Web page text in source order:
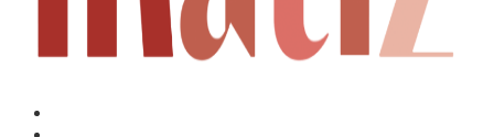
Un espacio editorial donde pongo en palabras aquello que